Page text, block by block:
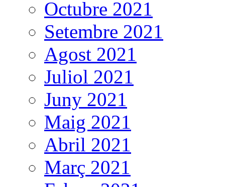
Octubre 2021
Setembre 2021
Agost 2021
Juliol 2021
Juny 2021
Maig 2021
Abril 2021
Març 2021